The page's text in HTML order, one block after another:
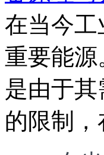
在当今
重要能
是由于
的限制